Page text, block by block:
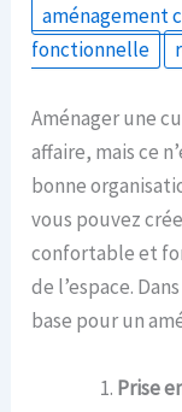
aménagement
fonctionnelle
Aménager une
affaire, mais ce
bonne
vous pouvez
confortable et
de l’espace.
base pour un
Prise